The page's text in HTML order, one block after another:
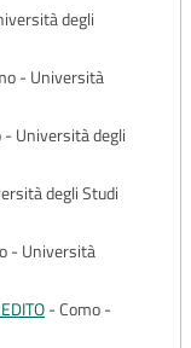
degli
- Università
- Università degli
degli Studi
- Università
-Como -